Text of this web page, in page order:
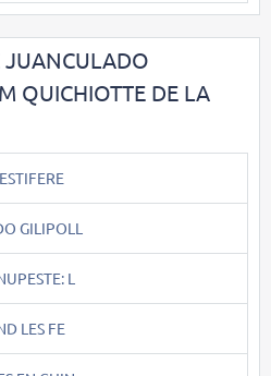
JUANCULADO
QUICHIOTTE DE LA
GILIPOLL
L
LES FE